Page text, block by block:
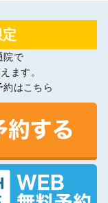
院で
ます。
約はこちら